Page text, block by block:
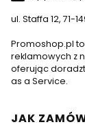
ul. Staffa 12, 71-
Promoshop.pl
reklamowych z
oferując
as a Service.
Linki w
JAK